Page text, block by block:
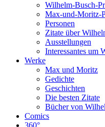
Wilhelm-Busch-
Max-und-Moritz-
Personen
Zitate über
Ausstellungen
Interessantes um
Werke
Max und Moritz
Gedichte
Geschichten
Die besten Zitate
Bücher von
Comics
360°